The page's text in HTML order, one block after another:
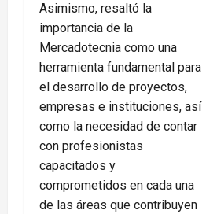
Asimismo, resaltó la
importancia de la
Mercadotecnia como una
herramienta fundamental para
el desarrollo de proyectos,
empresas e instituciones, así
como la necesidad de contar
con profesionistas
capacitados y
comprometidos en cada una
de las áreas que contribuyen